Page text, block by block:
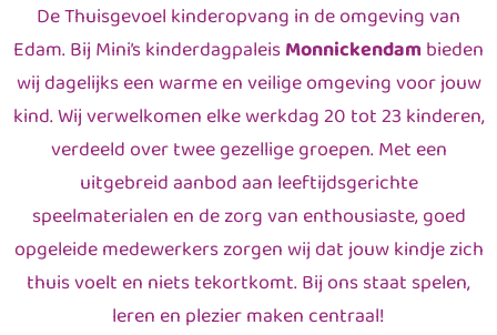
De Thuisgevoel kinderopvang in de omgeving van
Edam. Bij Mini’s kinderdagpaleisMonnickendam bieden
wij dagelijks een warme en veilige omgeving voor jouw
kind. Wij verwelkomen elke werkdag 20 tot 23 kinderen,
verdeeld over twee gezellige groepen. Met een
uitgebreid aanbod aan leeftijdsgerichte
speelmaterialen en de zorg van enthousiaste, goed
opgeleide medewerkers zorgen wij dat jouw kindje zich
thuis voelt en niets tekortkomt. Bij ons staat spelen,
leren en plezier maken centraal!